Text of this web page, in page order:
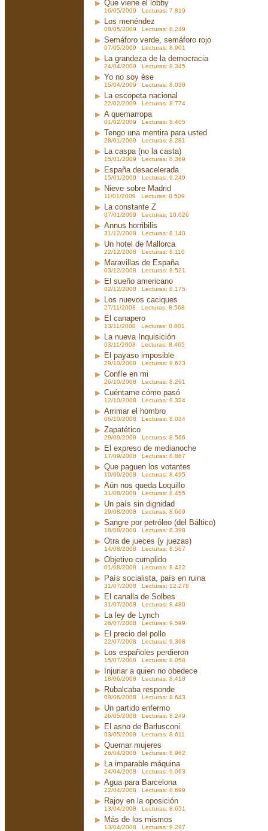
Que viene el lobby
16/05/2009 Lecturas: 7.819
Los menéndez
08/05/2009 Lecturas: 8.249
Semáforo verde, semáforo rojo
07/05/2009 Lecturas: 8.901
La grandeza de la democracia
24/04/2009 Lecturas: 8.345
Yo no soy ése
15/04/2009 Lecturas: 8.038
La escopeta nacional
22/02/2009 Lecturas: 8.774
A quemarropa
01/02/2009 Lecturas: 8.405
Tengo una mentira para usted
28/01/2009 Lecturas: 8.281
La caspa (no la casta)
15/01/2009 Lecturas: 8.369
España desacelerada
15/01/2009 Lecturas: 9.249
Nieve sobre Madrid
11/01/2009 Lecturas: 8.509
La constante Z
07/01/2009 Lecturas: 10.026
Annus horribilis
31/12/2008 Lecturas: 8.140
Un hotel de Mallorca
22/12/2008 Lecturas: 8.110
Maravillas de España
03/12/2008 Lecturas: 8.521
El sueño americano
02/12/2008 Lecturas: 8.175
Los nuevos caciques
27/11/2008 Lecturas: 8.568
El canapero
13/11/2008 Lecturas: 8.801
La nueva Inquisición
03/11/2008 Lecturas: 8.465
El payaso imposible
29/10/2008 Lecturas: 9.623
Confíe en mi
26/10/2008 Lecturas: 8.261
Cuéntame cómo pasó
12/10/2008 Lecturas: 9.334
Arrimar el hombro
06/10/2008 Lecturas: 8.034
Zapatético
29/09/2008 Lecturas: 8.566
El expreso de medianoche
17/09/2008 Lecturas: 8.867
Que paguen los votantes
10/09/2008 Lecturas: 8.495
Aún nos queda Loquillo
31/08/2008 Lecturas: 8.455
Un país sin dignidad
29/08/2008 Lecturas: 8.669
Sangre por petróleo (del Báltico)
18/08/2008 Lecturas: 8.398
Otra de jueces (y juezas)
14/08/2008 Lecturas: 8.567
Objetivo cumplido
01/08/2008 Lecturas: 8.422
País socialista, país en ruina
31/07/2008 Lecturas: 12.278
El canalla de Solbes
31/07/2008 Lecturas: 8.480
La ley de Lynch
26/07/2008 Lecturas: 9.599
El precio del pollo
22/07/2008 Lecturas: 9.368
Los españoles perdieron
15/07/2008 Lecturas: 8.058
Injuriar a quien no obedece
18/06/2008 Lecturas: 8.418
Rubalcaba responde
09/06/2008 Lecturas: 8.643
Un partido enfermo
26/05/2008 Lecturas: 8.249
El asno de Barlusconi
03/05/2008 Lecturas: 8.611
Quemar mujeres
26/04/2008 Lecturas: 8.962
La imparable máquina
24/04/2008 Lecturas: 9.063
Agua para Barcelona
22/04/2008 Lecturas: 8.699
Rajoy en la oposición
13/04/2008 Lecturas: 8.651
Más de los mismos
13/04/2008 Lecturas: 9.297